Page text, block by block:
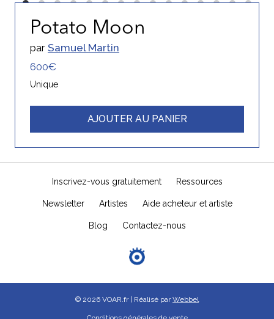
Potato Moon
par Samuel Martin
600€
Unique
AJOUTER AU PANIER
Inscrivez-vous gratuitement Ressources
Newsletter Artistes Aide acheteur et artiste
Blog Contactez-nous
© 2026 VOAR.fr | Réalisé parWebbel